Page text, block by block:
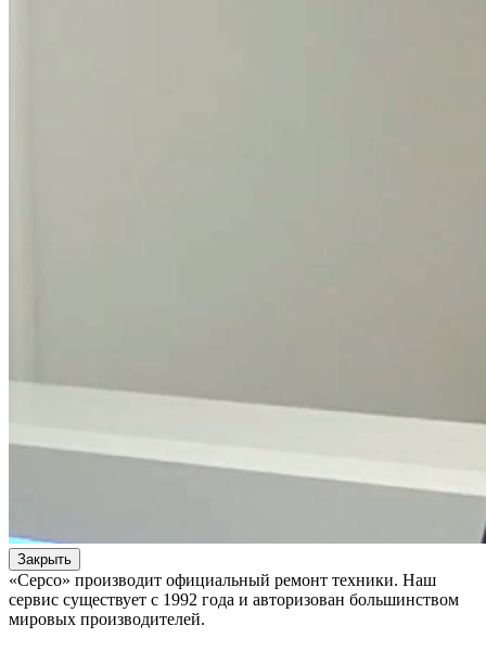
Закрыть
«Серсо» производит официальный ремонт техники. Наш
сервис существует с 1992 года и авторизован большинством
мировых производителей.